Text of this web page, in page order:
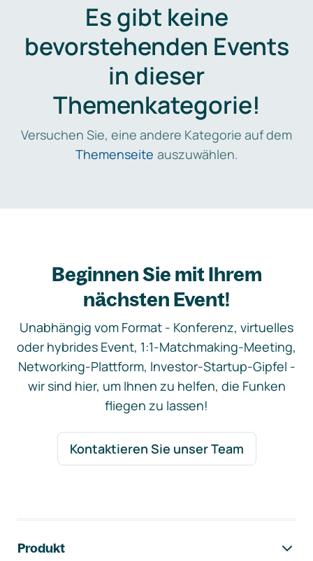
Es gibt keine
bevorstehenden Events
in dieser
Themenkategorie!
Versuchen Sie, eine andere Kategorie auf dem
Themenseite auszuwählen.
Beginnen Sie mit Ihrem
nächsten Event!
Unabhängig vom Format - Konferenz, virtuelles
oder hybrides Event, 1:1-Matchmaking-Meeting,
Networking-Plattform, Investor-Startup-Gipfel -
wir sind hier, um Ihnen zu helfen, die Funken
fliegen zu lassen!
Kontaktieren Sie unser Team
Produkt